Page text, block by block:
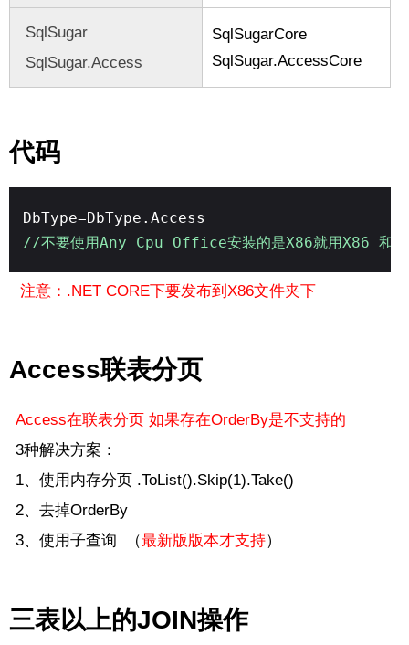
SqlSugar
SqlSugar.Access
SqlSugarCore
SqlSugar.AccessCore
代码
DbType=DbType.Access
//不要使用Any Cpu Office安装的是X86就用X86 和
注意：.NET CORE下要发布到X86文件夹下
Access联表分页
Access在联表分页 如果存在OrderBy是不支持的
3种解决方案：
1、使用内存分页 .ToList().Skip(1).Take()
2、去掉OrderBy
3、使用子查询 （最新版版本才支持）
三表以上的JOIN操作